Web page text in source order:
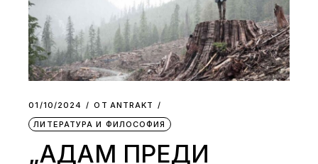
01/10/2024 ОТ АNTRAKT
ЛИТЕРАТУРА И ФИЛОСОФИЯ
„АДАМ ПРЕДИ